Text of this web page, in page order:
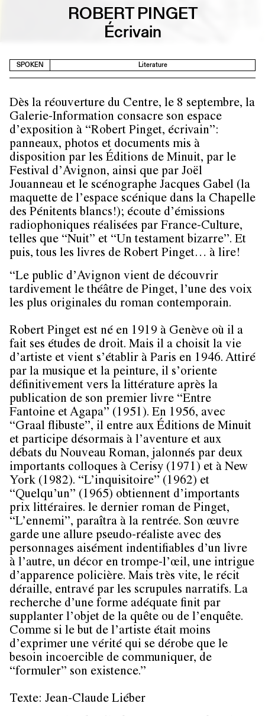
ROBERT PINGET
Écrivain
SPOKEN Literature
Dès la réouverture du Centre, le 8 septembre, la
Galerie-Information consacre son espace
d’exposition à “Robert Pinget, écrivain”:
panneaux, photos et documents mis à
disposition par les Éditions de Minuit, par le
Festival d’Avignon, ainsi que par Joël
Jouanneau et le scénographe Jacques Gabel (la
maquette de l’espace scénique dans la Chapelle
des Pénitents blancs!); écoute d’émissions
radiophoniques réalisées par France-Culture,
telles que “Nuit” et “Un testament bizarre”. Et
puis, tous les livres de Robert Pinget… à lire!
“Le public d’Avignon vient de découvrir
tardivement le théâtre de Pinget, l’une des voix
les plus originales du roman contemporain.
Robert Pinget est né en 1919 à Genève où il a
fait ses études de droit. Mais il a choisit la vie
d’artiste et vient s’établir à Paris en 1946. Attiré
par la musique et la peinture, il s’oriente
définitivement vers la littérature après la
publication de son premier livre “Entre
Fantoine et Agapa” (1951). En 1956, avec
“Graal flibuste”, il entre aux Éditions de Minuit
et participe désormais à l’aventure et aux
débats du Nouveau Roman, jalonnés par deux
importants colloques à Cerisy (1971) et à New
York (1982). “L’inquisitoire” (1962) et
“Quelqu’un” (1965) obtiennent d’importants
prix littéraires. le dernier roman de Pinget,
“L’ennemi”, paraîtra à la rentrée. Son œuvre
garde une allure pseudo-réaliste avec des
personnages aisément indentifiables d’un livre
à l’autre, un décor en trompe-l’œil, une intrigue
d’apparence policière. Mais très vite, le récit
déraille, entravé par les scrupules narratifs. La
recherche d’une forme adéquate finit par
supplanter l’objet de la quête ou de l’enquête.
Comme si le but de l’artiste était moins
d’exprimer une vérité qui se dérobe que le
besoin incoercible de communiquer, de
“formuler” son existence.”
Texte: Jean-Claude Liéber